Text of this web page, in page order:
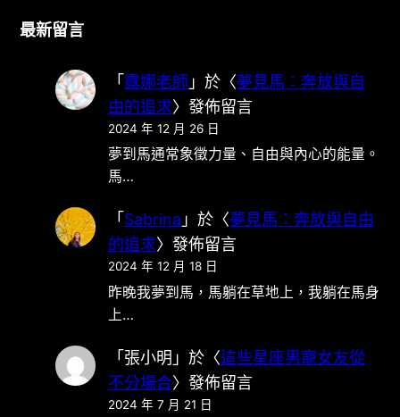
最新留言
「露娜老師」於〈夢見馬：奔放與自
由的追求〉發佈留言
2024 年 12 月 26 日
夢到馬通常象徵力量、自由與內心的能量。
馬…
「 Sabrina 」於〈夢見馬：奔放與自由
的追求〉發佈留言
2024 年 12 月 18 日
昨晚我夢到馬，馬躺在草地上，我躺在馬身
上…
「 張小明 」於〈這些星座男寵女友從
不分場合〉發佈留言
2024 年 7 月 21 日